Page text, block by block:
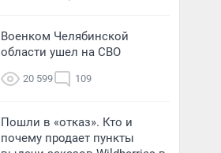
Военком Челябинской
области ушел на СВО
20 599 109
Пошли в «отказ». Кто и
почему продает пункты